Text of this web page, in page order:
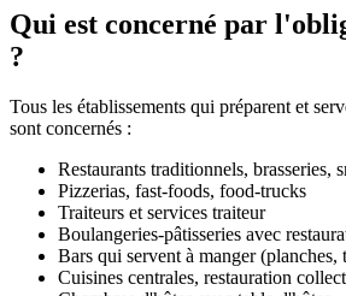
Qui est concerné par
?
Tous les établissements qui préparent et
sont concernés :
Restaurants traditionnels, brasseries,
Pizzerias, fast-foods, food-trucks
Traiteurs et services traiteur
Boulangeries-pâtisseries avec
Bars qui servent à manger (planches,
Cuisines centrales, restauration